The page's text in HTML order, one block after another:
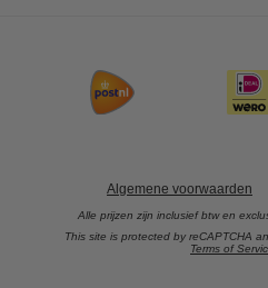
Algemene voorwaarden
Alle prijzen zijn inclusief btw en
This site is protected by reCAPTCHA
Terms of